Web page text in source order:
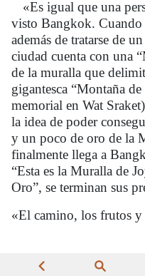
«Es igual que una
visto Bangkok. Cuando
además de tratarse de
ciudad cuenta con una
de la muralla que
gigantesca “Montaña
memorial en Wat
la idea de poder
y un poco de oro de la
finalmente llega a
“Esta es la Muralla de
Oro”, se terminan sus
«El camino, los frutos y